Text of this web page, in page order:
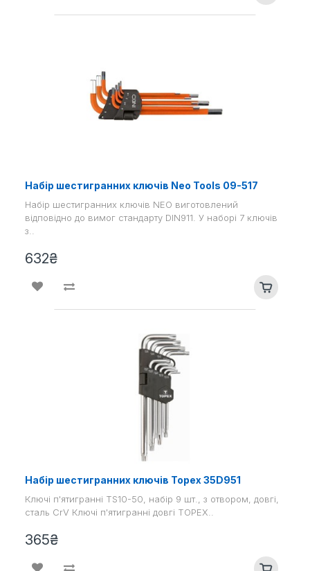
Набір шестигранних ключів Neo Tools 09-517
Набір шестигранних ключів NEO виготовлений
відповідно до вимог стандарту DIN911. У наборі 7 ключів
з..
632₴
Набір шестигранних ключів Topex 35D951
Ключі п'ятигранні TS10-50, набір 9 шт., з отвором, довгі,
сталь CrV Ключі п'ятигранні довгі TOPEX..
365₴